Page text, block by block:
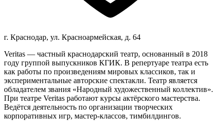
г. Краснодар, ул. Красноармейская, д. 64
Veritas — частный краснодарский театр, основанный в 2018
году группой выпускников КГИК. В репертуаре театра есть
как работы по произведениям мировых классиков, так и
экспериментальные авторские спектакли. Театр является
обладателем звания «Народный художественный коллектив».
При театре Veritas работают курсы актёрского мастерства.
Ведётся деятельность по организации творческих
корпоративных игр, мастер-классов, тимбилдингов.